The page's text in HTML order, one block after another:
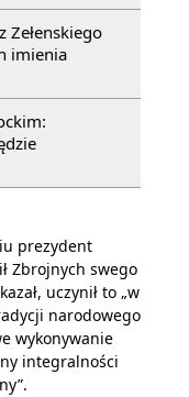
Zełenskiego
imienia
prezydent
Zbrojnych swego
uczynił to „w
narodowego
wykonywanie
integralności